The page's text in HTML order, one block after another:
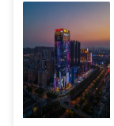
順峯山公園等
海岸站，距廣
程，交通便利，
旅行休閒憩息的品牌酒店。 酒店擁
體大堂和裝飾風
域的裝飾風情，
床上用品、呵護
品、智慧客控系